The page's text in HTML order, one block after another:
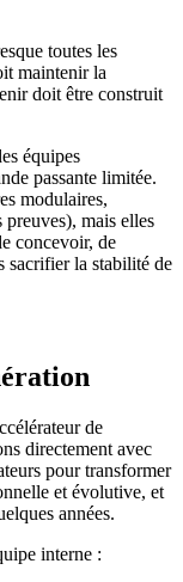
toutes les
maintenir la
doit être construit
équipes
passante limitée.
modulaires,
mais elles
concevoir, de
sacrifier la stabilité de
de
directement avec
pour transformer
et évolutive, et
années.
interne :